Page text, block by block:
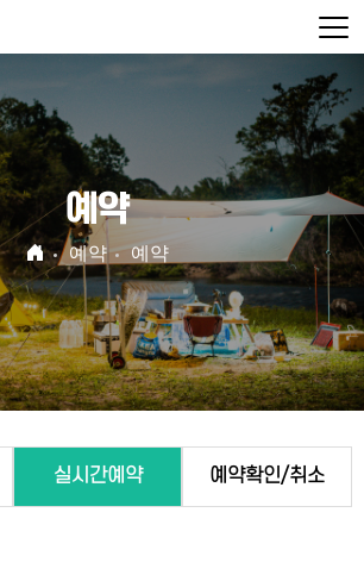
예약
예약 예약
실시간예약 예약확인/취소